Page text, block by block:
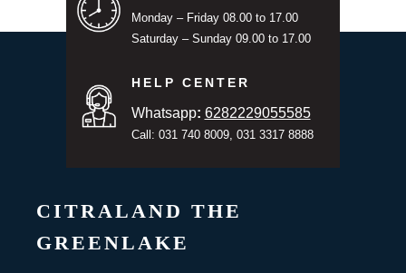
Monday – Friday 08.00 to 17.00
Saturday – Sunday 09.00 to 17.00
HELP CENTER
Whatsapp: 6282229055585
Call: 031 740 8009, 031 3317 8888
CITRALAND THE
GREENLAKE